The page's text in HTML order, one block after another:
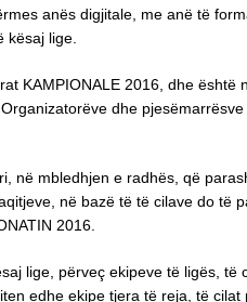
anës digjitale, me anë të
kësaj lige.
KAMPIONALE 2016, dhe është
dhe
në mbledhjen e radhës, që
në bazë të të cilave do të
2016.
lige, përveç ekipeve të ligës, të
edhe ekipe tjera të reja, të